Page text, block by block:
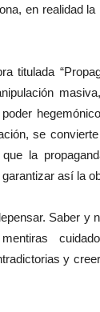
en realidad
titulada
se
la
así la
Saber y
y